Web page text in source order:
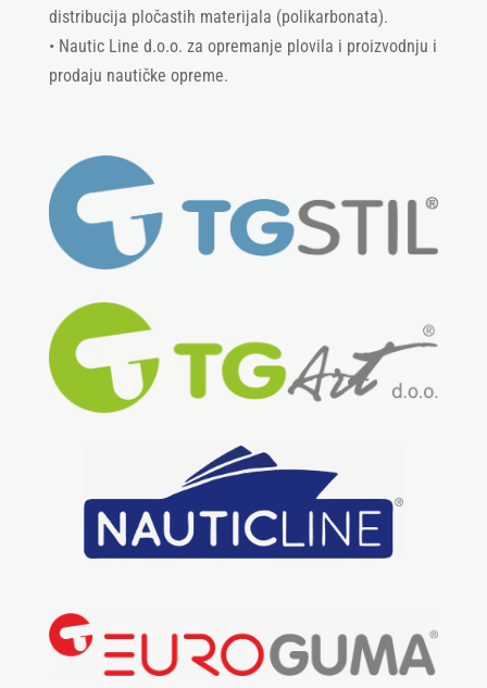
distribucija pločastih materijala (polikarbonata).
• Nautic Line d.o.o. za opremanje plovila i proizvodnju i
prodaju nautičke opreme.